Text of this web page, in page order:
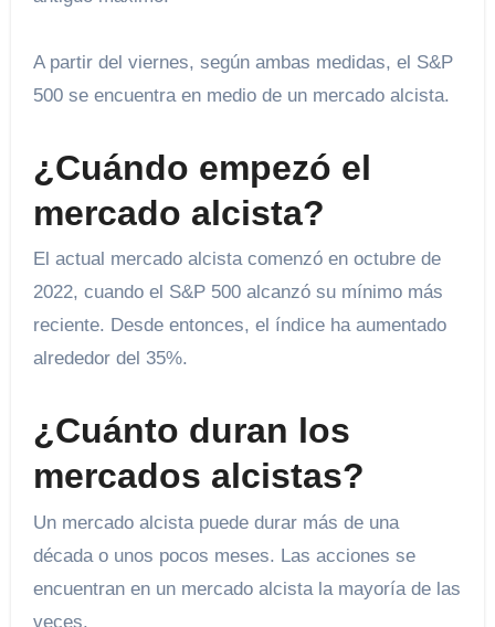
A partir del viernes, según ambas medidas, el S&P
500 se encuentra en medio de un mercado alcista.
¿Cuándo empezó el
mercado alcista?
El actual mercado alcista comenzó en octubre de
2022, cuando el S&P 500 alcanzó su mínimo más
reciente. Desde entonces, el índice ha aumentado
alrededor del 35%.
¿Cuánto duran los
mercados alcistas?
Un mercado alcista puede durar más de una
década o unos pocos meses. Las acciones se
encuentran en un mercado alcista la mayoría de las
veces.